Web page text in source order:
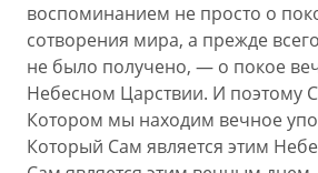
воспоминанием не просто о
сотворения мира, а прежде
не было получено, — о покое
Небесном Царствии. И поэтому
Котором мы находим вечное
Который Сам является этим